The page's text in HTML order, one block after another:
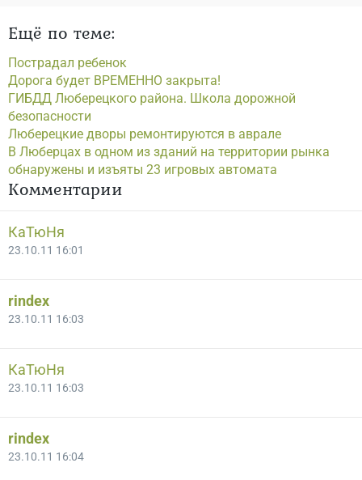
Ещё по теме:
Пострадал ребенок
Дорога будет ВРЕМЕННО закрыта!
ГИБДД Люберецкого района. Школа дорожной
безопасности
Люберецкие дворы ремонтируются в аврале
В Люберцах в одном из зданий на территории рынка
обнаружены и изъяты 23 игровых автомата
Комментарии
КаТюНя
23.10.11 16:01
rindex
23.10.11 16:03
КаТюНя
23.10.11 16:03
rindex
23.10.11 16:04